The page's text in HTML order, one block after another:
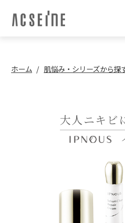
ホーム 肌悩み・シリーズから探
大人ニキビ